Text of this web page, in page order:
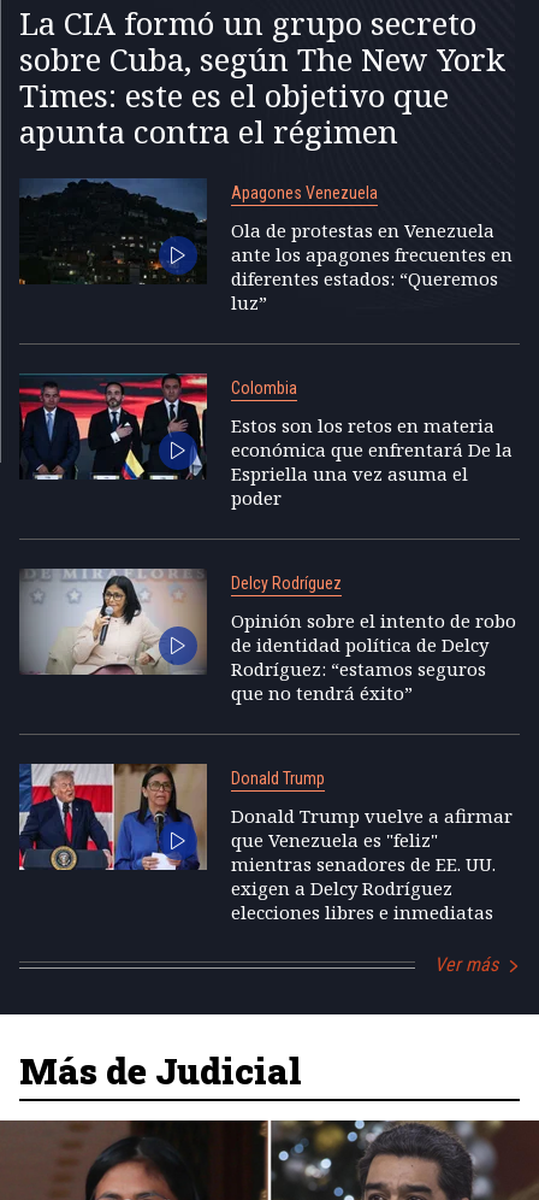
La CIA formó un grupo secreto
sobre Cuba, según The New York
Times: este es el objetivo que
apunta contra el régimen
Apagones Venezuela
Ola de protestas en Venezuela
ante los apagones frecuentes en
diferentes estados: “Queremos
luz”
Colombia
Estos son los retos en materia
económica que enfrentará De la
Espriella una vez asuma el
poder
Delcy Rodríguez
Opinión sobre el intento de robo
de identidad política de Delcy
Rodríguez: “estamos seguros
que no tendrá éxito”
Donald Trump
Donald Trump vuelve a afirmar
que Venezuela es "feliz"
mientras senadores de EE. UU.
exigen a Delcy Rodríguez
elecciones libres e inmediatas
Ver más
Más de Judicial